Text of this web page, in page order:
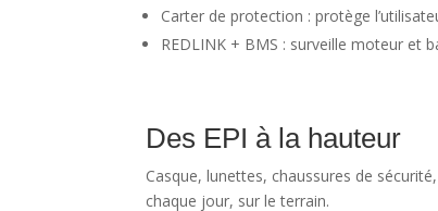
Carter de protection : protège
REDLINK + BMS : surveille moteur et
Des EPI à la hauteur
Casque, lunettes, chaussures de
chaque jour, sur le terrain.